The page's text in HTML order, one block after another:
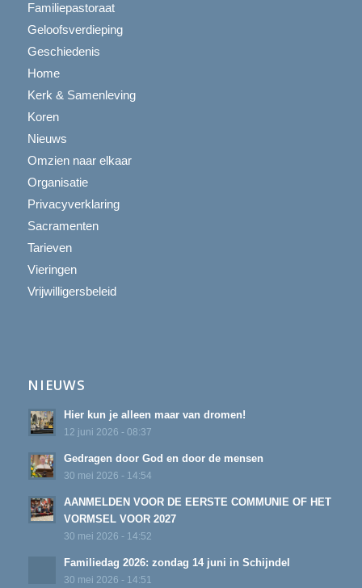
Familiepastoraat
Geloofsverdieping
Geschiedenis
Home
Kerk & Samenleving
Koren
Nieuws
Omzien naar elkaar
Organisatie
Privacyverklaring
Sacramenten
Tarieven
Vieringen
Vrijwilligersbeleid
NIEUWS
Hier kun je alleen maar van dromen!
12 juni 2026 - 08:37
Gedragen door God en door de mensen
30 mei 2026 - 14:54
AANMELDEN VOOR DE EERSTE COMMUNIE OF HET
VORMSEL VOOR 2027
30 mei 2026 - 14:52
Familiedag 2026: zondag 14 juni in Schijndel
30 mei 2026 - 14:51